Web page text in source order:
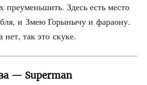
Здесь есть место
и Змею Горы­ны­чу и фара­о­ну.
нет, так это скуке.
— Superman